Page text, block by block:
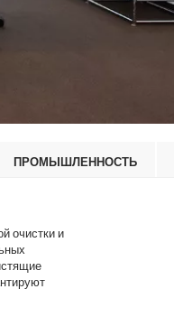
ПРОМЫШЛЕННОСТЬ
очистки и